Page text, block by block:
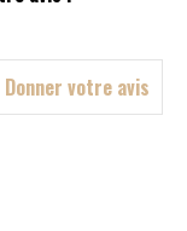
Donner votre avis